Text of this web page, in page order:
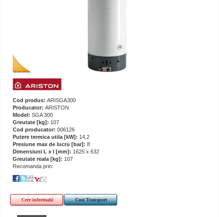
Cod produs: ARISGA300
Producator: ARISTON
Model: SGA 300
Greutate [kg]: 107
Cod producator: 006126
Putere termica utila [kW]: 14,2
Presiune max de lucru [bar]: 8
Dimensiuni L x l [mm]: 1625 x 632
Greutate reala [kg]: 107
Recomanda prin:
Cere informatii Cost Transport